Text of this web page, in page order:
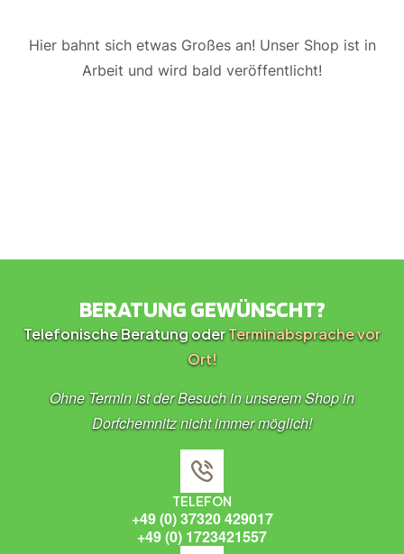
Hier bahnt sich etwas Großes an! Unser Shop ist in
Arbeit und wird bald veröffentlicht!
BERATUNG GEWÜNSCHT?
Telefonische Beratung oderTerminabsprache vor
Ort!
Ohne Termin ist der Besuch in unserem Shop in
Dorfchemnitz nicht immer möglich!
TELEFON
+49 (0) 37320 429017
+49 (0) 1723421557